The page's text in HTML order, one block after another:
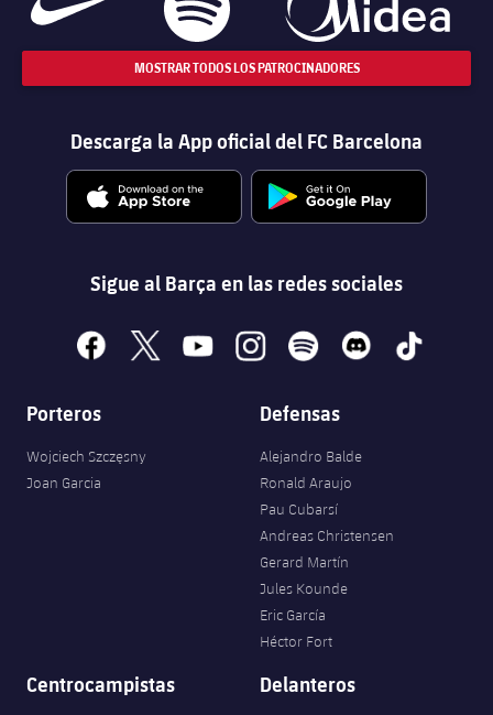
MOSTRAR TODOS LOS PATROCINADORES
Descarga la App oficial del FC Barcelona
Sigue al Barça en las redes sociales
facebook
x youtubeinstagramspotify discord tiktok
Porteros
Wojciech Szczęsny
Joan Garcia
Defensas
Alejandro Balde
Ronald Araujo
Pau Cubarsí
Andreas Christensen
Gerard Martín
Jules Kounde
Eric García
Héctor Fort
Centrocampistas Delanteros